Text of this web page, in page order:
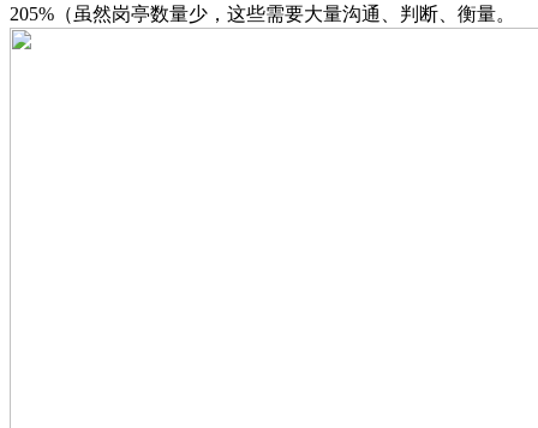
205%（虽然岗亭数量少，这些需要大量沟通、判断、衡量。